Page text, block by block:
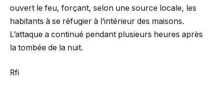
ouvert le feu, forçant, selon une source locale, les
habitants à se réfugier à l’intérieur des maisons.
L’attaque a continué pendant plusieurs heures après
la tombée de la nuit.
Rfi